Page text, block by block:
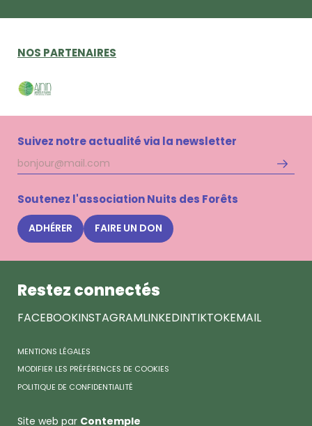
NOS PARTENAIRES
Suivez notre actualité via la newsletter
Adresse
mail
Soutenez l'association Nuits des Forêts
ADHÉRER FAIRE UN DON
Restez connectés
FACEBOOKINSTAGRAMLINKEDINTIKTOKEMAIL
MENTIONS LÉGALES
MODIFIER LES PRÉFÉRENCES DE COOKIES
POLITIQUE DE CONFIDENTIALITÉ
Site web par Contemple